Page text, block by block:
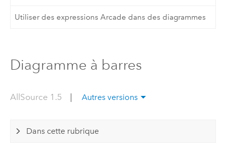
Utiliser des expressions Arcade dans des diagrammes
Diagramme à barres
AllSource 1.5 | Autres versions
Dans cette rubrique